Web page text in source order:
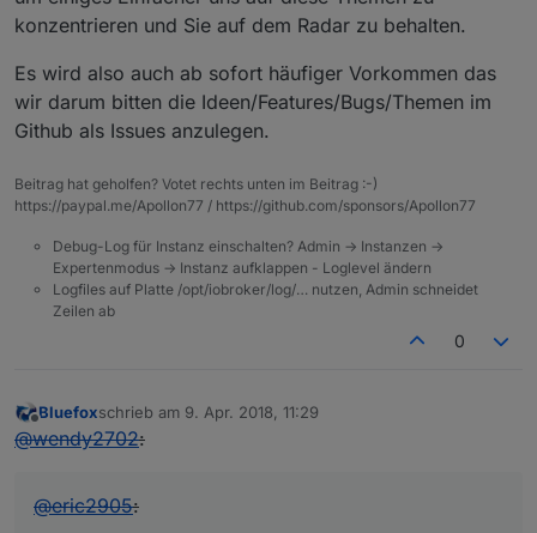
konzentrieren und Sie auf dem Radar zu behalten.
Es wird also auch ab sofort häufiger Vorkommen das
wir darum bitten die Ideen/Features/Bugs/Themen im
Github als Issues anzulegen.
Beitrag hat geholfen? Votet rechts unten im Beitrag :-)
https://paypal.me/Apollon77 / https://github.com/sponsors/Apollon77
Debug-Log für Instanz einschalten? Admin -> Instanzen ->
Expertenmodus -> Instanz aufklappen - Loglevel ändern
Logfiles auf Platte /opt/iobroker/log/… nutzen, Admin schneidet
Zeilen ab
0
Offline
Bluefoxschrieb am 9. Apr. 2018, 11:29
zuletzt editiert von
@wendy2702:
@eric2905: